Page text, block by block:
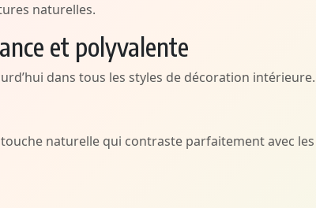
naturelles.
et polyvalente
dans tous les styles de décoration intérieure.
naturelle qui contraste parfaitement avec les